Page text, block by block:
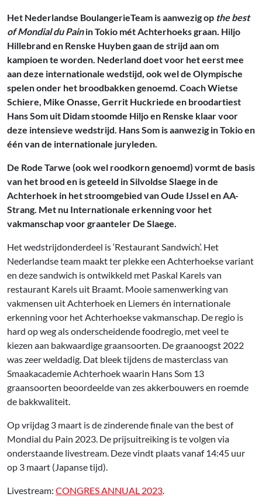
Het Nederlandse BoulangerieTeam is aanwezig op the best
of Mondial du Painin Tokio mét Achterhoeks graan. Hiljo
Hillebrand en Renske Huyben gaan de strijd aan om
kampioen te worden. Nederland doet voor het eerst mee
aan deze internationale wedstijd, ook wel de Olympische
spelen onder het broodbakken genoemd. Coach Wietse
Schiere, Mike Onasse, Gerrit Huckriede en broodartiest
Hans Som uit Didam stoomde Hiljo en Renske klaar voor
deze intensieve wedstrijd. Hans Som is aanwezig in Tokio en
één van de internationale juryleden.
De Rode Tarwe (ook wel roodkorn genoemd) vormt de basis
van het brood en is geteeld in Silvoldse Slaege in de
Achterhoek in het stroomgebied van Oude IJssel en AA-
Strang. Met nu Internationale erkenning voor het
vakmanschap voor graanteler De Slaege.
Het wedstrijdonderdeel is ‘Restaurant Sandwich’. Het
Nederlandse team maakt ter plekke een Achterhoekse variant
en deze sandwich is ontwikkeld met Paskal Karels van
restaurant Karels uit Braamt. Mooie samenwerking van
vakmensen uit Achterhoek en Liemers én internationale
erkenning voor het Achterhoekse vakmanschap. De regio is
hard op weg als onderscheidende foodregio, met veel te
kiezen aan bakwaardige graansoorten. De graanoogst 2022
was zeer weldadig. Dat bleek tijdens de masterclass van
Smaakacademie Achterhoek waarin Hans Som 13
graansoorten beoordeelde van zes akkerbouwers en roemde
de bakkwaliteit.
Op vrijdag 3 maart is de zinderende finale van the best of
Mondial du Pain 2023. De prijsuitreiking is te volgen via
onderstaande livestream. Deze vindt plaats vanaf 14:45 uur
op 3 maart (Japanse tijd).
Livestream: CONGRES ANNUAL 2023.